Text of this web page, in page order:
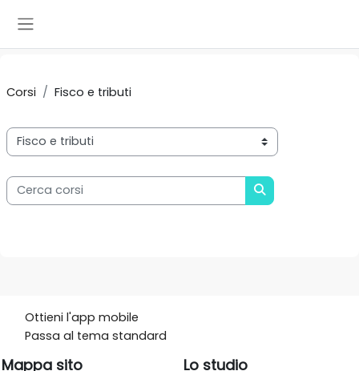
Corsi Fisco e tributi
Categorie di corso
Cerca corsi
CERCA CORSI
Ottieni l'app mobile
Passa al tema standard
Mappa sito Lo studio